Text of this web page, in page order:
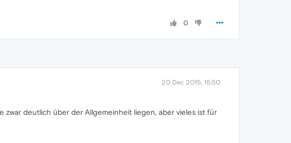
0
20 Dec 2015, 15:50
zwar deutlich über der Allgemeinheit liegen, aber vieles ist für